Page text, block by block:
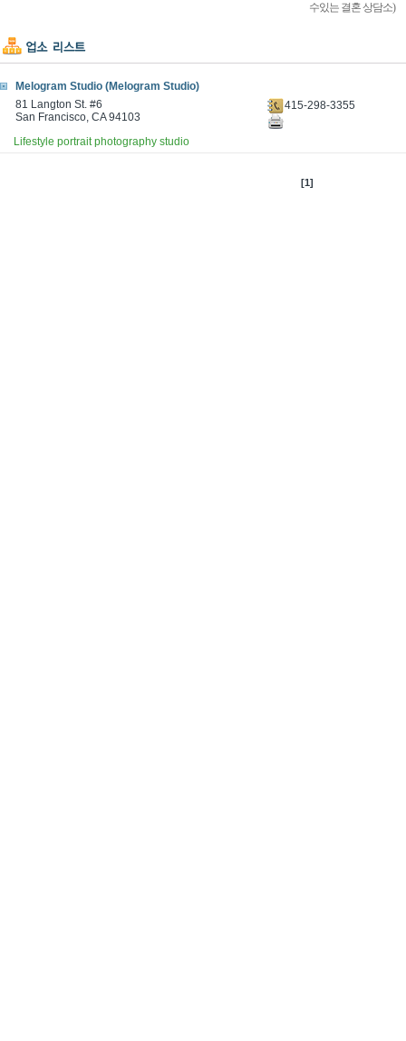
수있는 결혼 상담소)
Melogram Studio (Melogram Studio)
81 Langton St. #6
San Francisco, CA 94103
415-298-3355
Lifestyle portrait photography studio
[1]